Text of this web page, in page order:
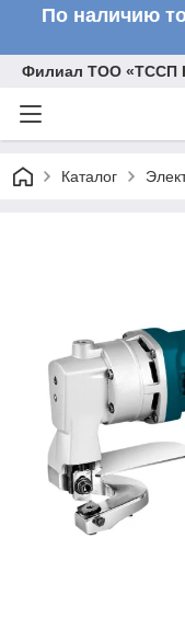
По наличию
Филиал ТОО «ТССП
Каталог